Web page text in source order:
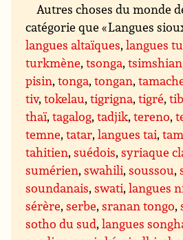
Autres choses du monde
catégorie que « Langues
langues altaïques,langues
turkmène,tsonga,tsimshian
pisin,tonga,tongan,
tiv,tokelau,tigrigna,tigré,
thaï,tagalog,tadjik,tereno,
temne,tatar,langues tai,
tahitien,suédois,syriaque
sumérien,swahili,soussou,
soundanais,swati,langues
sérère,serbe,sranan tongo,
sotho du sud,langues